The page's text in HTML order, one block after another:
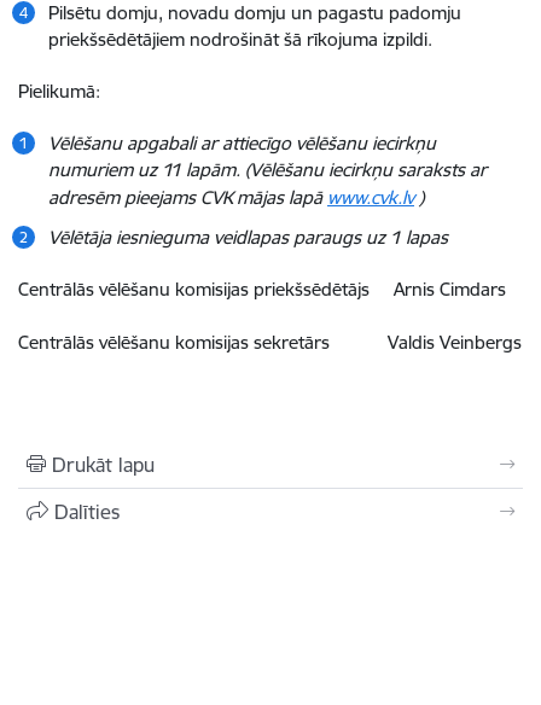
Pilsētu domju, novadu domju un pagastu padomju
priekšsēdētājiem nodrošināt šā rīkojuma izpildi.
Pielikumā:
Vēlēšanu apgabali ar attiecīgo vēlēšanu iecirkņu
numuriem uz 11 lapām. (Vēlēšanu iecirkņu saraksts ar
adresēm pieejams CVK mājas lapā www.cvk.lv)
Vēlētāja iesnieguma veidlapas paraugs uz 1 lapas
Centrālās vēlēšanu komisijas priekšsēdētājs Arnis Cimdars
Centrālās vēlēšanu komisijas sekretārs Valdis Veinbergs
Drukāt lapu
Dalīties